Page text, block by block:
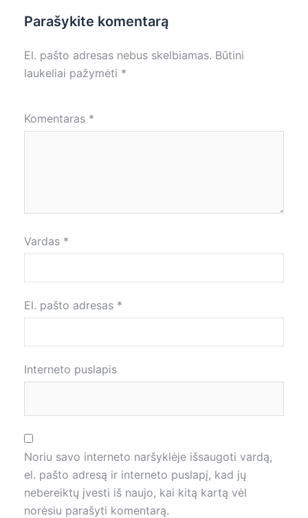
Parašykite komentarą
El. pašto adresas nebus skelbiamas. Būtini
laukeliai pažymėti *
Komentaras *
Vardas *
El. pašto adresas *
Interneto puslapis
Noriu savo interneto naršyklėje išsaugoti vardą,
el. pašto adresą ir interneto puslapį, kad jų
nebereiktų įvesti iš naujo, kai kitą kartą vėl
norėsiu parašyti komentarą.